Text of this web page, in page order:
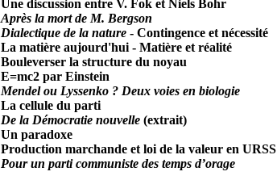
Une discussion entre V. Fok et Niels Bohr
Après la mort de M. Bergson
Dialectique de la nature - Contingence et nécessité
La matière aujourd'hui - Matière et réalité
Bouleverser la structure du noyau
E=mc2 par Einstein
Mendel ou Lyssenko ? Deux voies en biologie
La cellule du parti
De la Démocratie nouvelle (extrait)
Un paradoxe
Production marchande et loi de la valeur en URSS
Pour un parti communiste des temps d’orage